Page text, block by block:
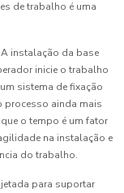
de trabalho é uma
instalação da base
inicie o trabalho
sistema de fixação
processo ainda mais
o tempo é um fator
na instalação e
do trabalho.
para suportar